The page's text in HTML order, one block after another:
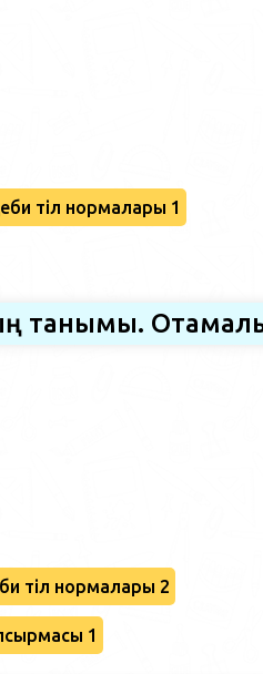
тіл нормалары 1
танымы.
тіл нормалары 2
1